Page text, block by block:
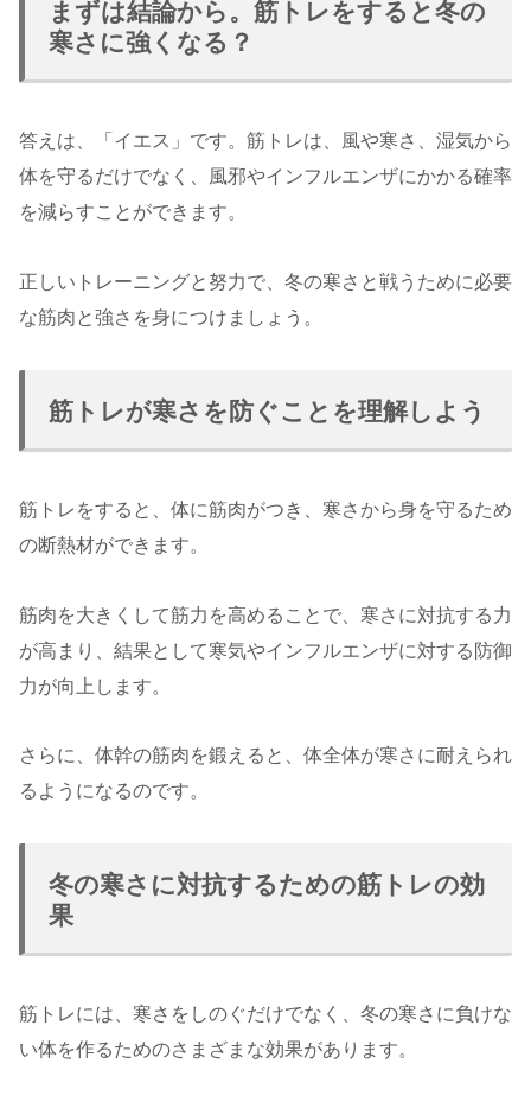
まずは結論から。筋トレをすると冬の
寒さに強くなる？
答えは、「イエス」です。筋トレは、風や寒さ、湿気から
体を守るだけでなく、風邪やインフルエンザにかかる確率
を減らすことができます。
正しいトレーニングと努力で、冬の寒さと戦うために必要
な筋肉と強さを身につけましょう。
筋トレが寒さを防ぐことを理解しよう
筋トレをすると、体に筋肉がつき、寒さから身を守るため
の断熱材ができます。
筋肉を大きくして筋力を高めることで、寒さに対抗する力
が高まり、結果として寒気やインフルエンザに対する防御
力が向上します。
さらに、体幹の筋肉を鍛えると、体全体が寒さに耐えられ
るようになるのです。
冬の寒さに対抗するための筋トレの効
果
筋トレには、寒さをしのぐだけでなく、冬の寒さに負けな
い体を作るためのさまざまな効果があります。